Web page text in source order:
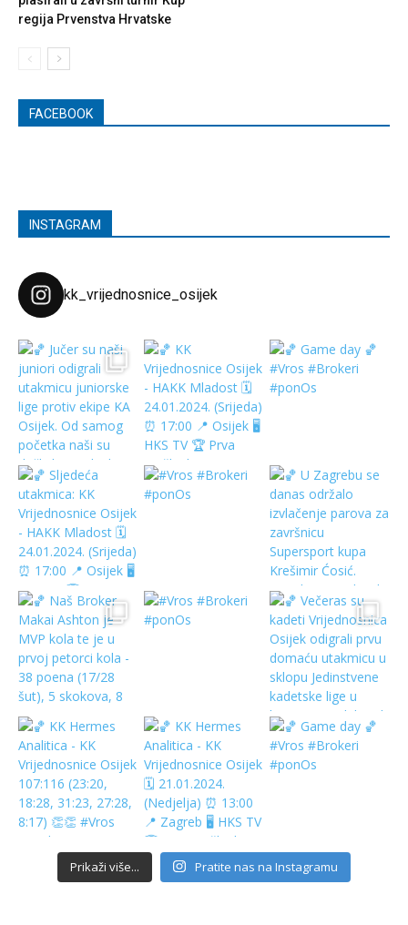
regija Prvenstva Hrvatske
FACEBOOK
INSTAGRAM
kk_vrijednosnice_osijek
Prikaži više... Pratite nas na Instagramu